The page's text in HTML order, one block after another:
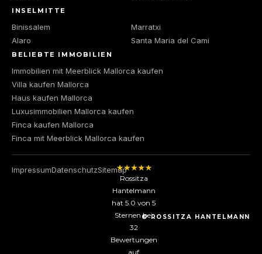
INSELMITTE
Binissalem
Alaro
Marratxi
Santa Maria del Cami
BELIEBTE IMMOBILIEN
Immobilien mit Meerblick Mallorca kaufen
Villa kaufen Mallorca
Haus kaufen Mallorca
Luxusimmobilien Mallorca kaufen
Finca kaufen Mallorca
Finca mit Meerblick Mallorca kaufen
ImpressumDatenschutzSitemap
Rossitza
Hantelmann
hat5.0 von5
Sternen bei
32
Bewertungen
auf
© ROSSITZA HANTELMANN